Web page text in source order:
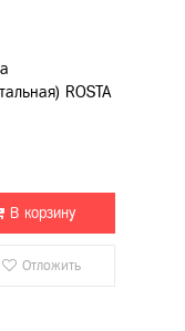
ROSTA
В корзину
Отложить